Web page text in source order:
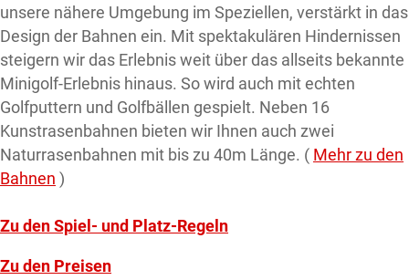
unsere nähere Umgebung im Speziellen, verstärkt in das
Design der Bahnen ein. Mit spektakulären Hindernissen
steigern wir das Erlebnis weit über das allseits bekannte
Minigolf-Erlebnis hinaus. So wird auch mit echten
Golfputtern und Golfbällen gespielt. Neben 16
Kunstrasenbahnen bieten wir Ihnen auch zwei
Naturrasenbahnen mit bis zu 40m Länge. ( Mehr zu den
Bahnen )
Zu den Spiel- und Platz-Regeln
Zu den Preisen